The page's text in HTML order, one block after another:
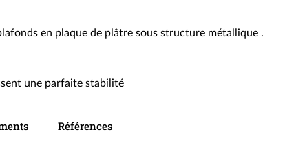
en plaque de plâtre sous structure métallique .
une parfaite stabilité
Références